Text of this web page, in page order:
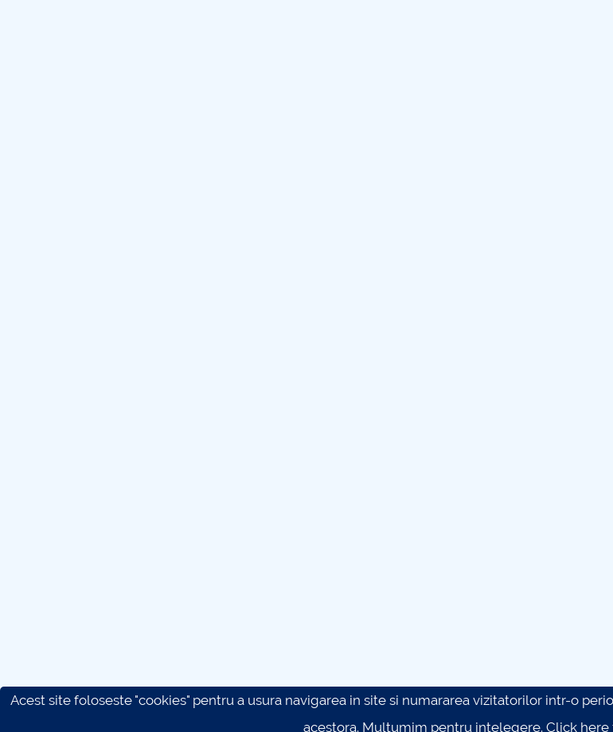
Acest site foloseste "cookies" pentru a usura navigarea in site si numararea vizitatorilor intr-o
acestora. Multumim pentru intelegere. Click